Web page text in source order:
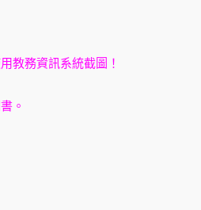
教務資訊系統截圖！
。